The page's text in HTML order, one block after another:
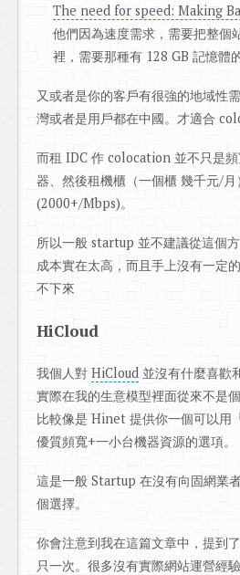
The need for speed: Making
他們因為速度需求，需要把整個
裡，需要那種有 128 GB 記憶體
又或者是你的客戶有很強的地域性
灣或者是用戶都在中國。才適合
而租 IDC 作 colocation 並不只是
器、然後租機櫃（一個櫃 幾千元/
(2000+/Mbps)。
所以一般 startup 並不建議從這個
成本實在太高，而且手上沒有一定
不下來
HiCloud
我個人對 HiCloud 並沒有什麼喜歡
實際在我的生意模型裡面從來不是
比較像是 Hinet 提供你一個可以用
優質頻寬+一小台機器資源的選項。
這是一般 Startup 在沒有向固網業
個選擇。
你會注意到我在這篇文章中，提到
只一次。很多沒有實際網站運營經